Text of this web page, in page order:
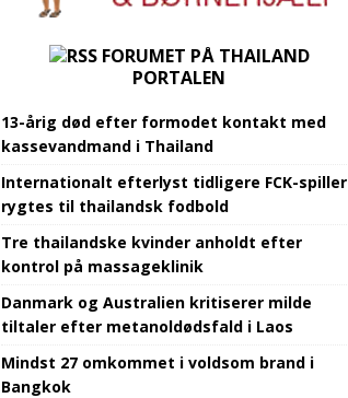
FORUMET PÅ THAILAND
PORTALEN
13-årig død efter formodet kontakt med
kassevandmand i Thailand
Internationalt efterlyst tidligere FCK-spiller
rygtes til thailandsk fodbold
Tre thailandske kvinder anholdt efter
kontrol på massageklinik
Danmark og Australien kritiserer milde
tiltaler efter metanoldødsfald i Laos
Mindst 27 omkommet i voldsom brand i
Bangkok